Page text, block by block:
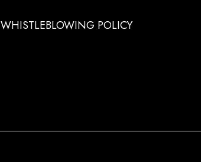
WHISTLEBLOWING POLICY